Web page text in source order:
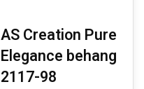
AS Creation Pure
Elegance behang
2117-98